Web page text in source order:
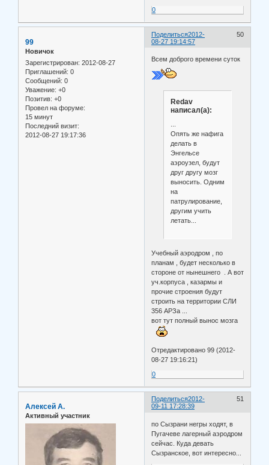
0
Поделиться 50
2012-
08-27 19:14:57
99
Новичок
Зарегистрирован: 2012-08-27
Приглашений: 0
Сообщений: 0
Уважение: +0
Позитив: +0
Провел на форуме:
15 минут
Последний визит:
2012-08-27 19:17:36
Всем доброго времени суток
Redav
написал(а):
Опять же нафига
делать в
Энгельсе
аэроузел, будут
друг другу мозг
выносить. Одним
на
патрулирование,
другим учить
летать...
Учебный аэродром , по
планам , будет несколько в
стороне от нынешнего . А вот
уч.корпуса , казармы и
прочие строения будут
строить на территории СЛИ
356 АРЗа ...
вот тут полный вынос мозга
Отредактировано 99 (2012-
08-27 19:16:21)
0
Поделиться 51
2012-
09-11 17:28:39
Алексей А.
Активный участник
по Сызрани негры ходят, в
Пугачеве лагерный аэродром
сейчас. Куда девать
Сызранское, вот интересно...